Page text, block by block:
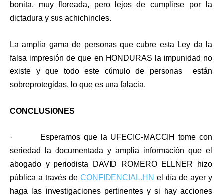
bonita, muy floreada, pero lejos de cumplirse por la
dictadura y sus achichincles.
La amplia gama de personas que cubre esta Ley da la
falsa impresión de que en HONDURAS la impunidad no
existe y que todo este cúmulo de personas están
sobreprotegidas, lo que es una falacia.
CONCLUSIONES
· Esperamos que la UFECIC-MACCIH tome con
seriedad la documentada y amplia información que el
abogado y periodista DAVID ROMERO ELLNER hizo
pública a través de CONFIDENCIAL.HN el día de ayer y
haga las investigaciones pertinentes y si hay acciones